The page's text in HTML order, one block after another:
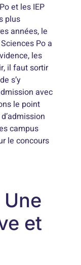
et les IEP
plus
années, le
Po a
les
il faut sortir
s’y
avec
le point
campus
le concours
et